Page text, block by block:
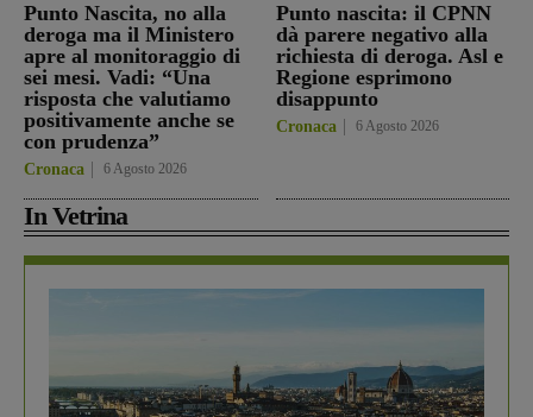
Punto Nascita, no alla
deroga ma il Ministero
apre al monitoraggio di
sei mesi. Vadi: “Una
risposta che valutiamo
positivamente anche se
con prudenza”
Cronaca 6 Agosto 2026
Punto nascita: il CPNN
dà parere negativo alla
richiesta di deroga. Asl e
Regione esprimono
disappunto
Cronaca 6 Agosto 2026
In Vetrina